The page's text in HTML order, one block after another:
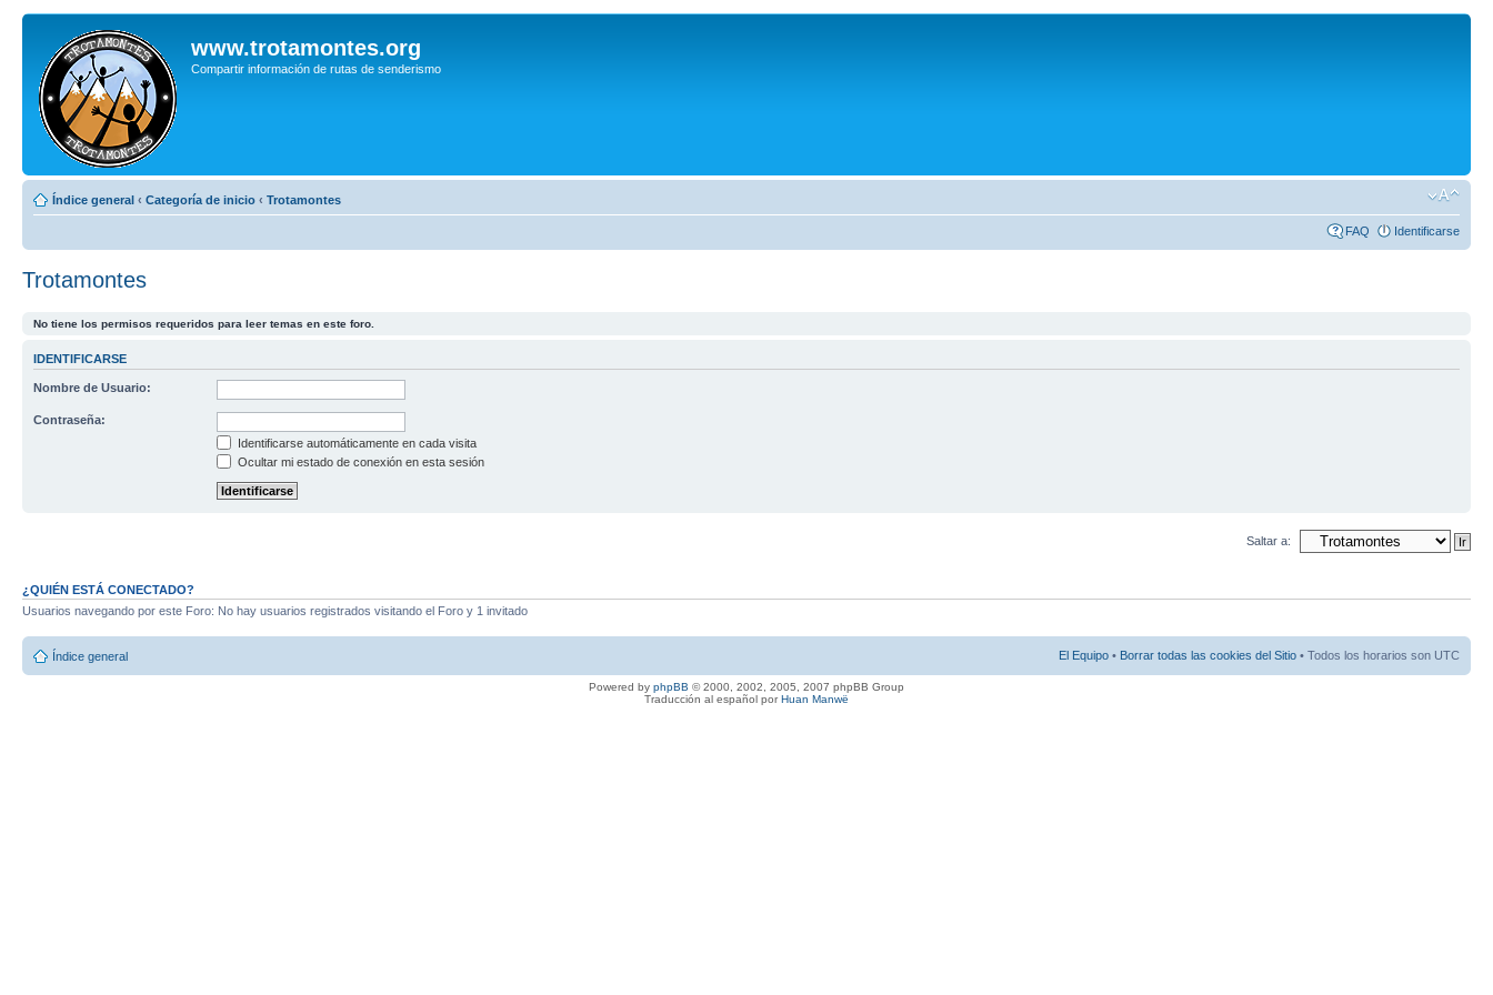
www.trotamontes.org
Compartir información de rutas de senderismo
Índice general ‹ Categoría de inicio ‹ Trotamontes
FAQ Identificarse
Trotamontes
No tiene los permisos requeridos para leer temas en este foro.
IDENTIFICARSE
Nombre de Usuario:
Contraseña:
Identificarse automáticamente en cada visita
Ocultar mi estado de conexión en esta sesión
Saltar a:
¿QUIÉN ESTÁ CONECTADO?
Usuarios navegando por este Foro: No hay usuarios registrados visitando el Foro y 1 invitado
Índice general El Equipo • Borrar todas las cookies del Sitio • Todos los horarios son UTC
Powered by phpBB © 2000, 2002, 2005, 2007 phpBB Group
Traducción al español porHuan Manwë